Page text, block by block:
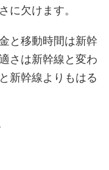
に欠けます。
と移動時間は新幹
さは新幹線と変わ
新幹線よりもはる